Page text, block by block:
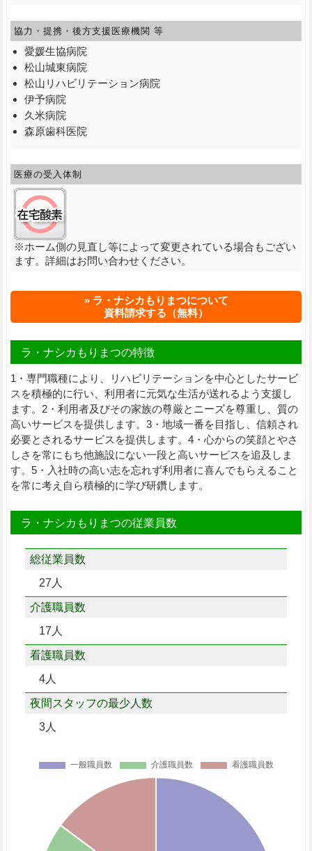
協力・提携・後方支援医療機関 等
愛媛生協病院
松山城東病院
松山リハビリテーション病院
伊予病院
久米病院
森原歯科医院
医療の受入体制
在宅酸素:○
※ホーム側の見直し等によって変更されている場合もござい
ます。詳細はお問い合わせください。
ラ・ナシカもりまつについて
資料請求する（無料）
ラ・ナシカもりまつの特徴
1・専門職種により、リハビリテーションを中心としたサービ
スを積極的に行い、利用者に元気な生活が送れるよう支援し
ます。2・利用者及びその家族の尊厳とニーズを尊重し、質の
高いサービスを提供します。3・地域一番を目指し、信頼され
必要とされるサービスを提供します。4・心からの笑顔とやさ
しさを常にもち他施設にない一段と高いサービスを追及しま
す。5・入社時の高い志を忘れず利用者に喜んでもらえること
を常に考え自ら積極的に学び研鑽します。
ラ・ナシカもりまつの従業員数
総従業員数
27人
介護職員数
17人
看護職員数
4人
夜間スタッフの最少人数
3人